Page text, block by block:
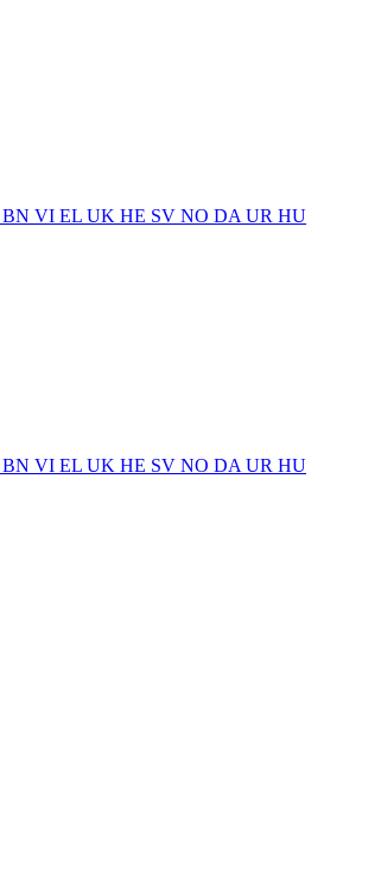
BN VI EL UK HE SV NO DA UR HU
BN VI EL UK HE SV NO DA UR HU